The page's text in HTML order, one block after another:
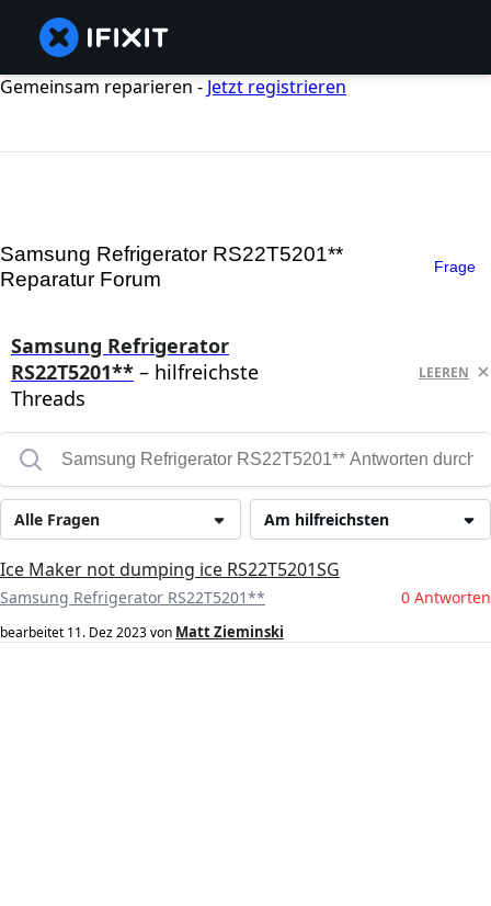
Gemeinsam reparieren - Jetzt registrieren
Samsung Refrigerator RS22T5201**
Reparatur Forum
Frage
Samsung Refrigerator
RS22T5201** – hilfreichste
Threads
LEEREN
Am hilfreichsten
Alle Fragen
Ice Maker not dumping ice RS22T5201SG
Samsung Refrigerator RS22T5201** 0 Antworten
bearbeitet 11. Dez 2023von Matt Zieminski